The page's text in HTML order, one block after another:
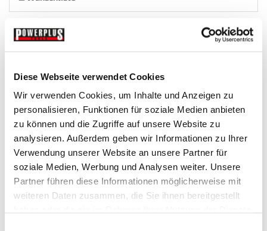
Diese Webseite verwendet Cookies
Wir verwenden Cookies, um Inhalte und Anzeigen zu
personalisieren, Funktionen für soziale Medien anbieten
zu können und die Zugriffe auf unsere Website zu
analysieren. Außerdem geben wir Informationen zu Ihrer
Verwendung unserer Website an unsere Partner für
soziale Medien, Werbung und Analysen weiter. Unsere
Partner führen diese Informationen möglicherweise mit
weiteren Daten zusammen, die Sie ihnen bereitgestellt
Glasgranulat 0,04 – 0,18 mm. für Strahlkabine...
Sandstrahlmittel-Strahlgut